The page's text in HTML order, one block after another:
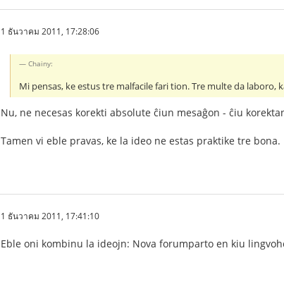
1 ธันวาคม 2011, 17:28:06
Chainy:
Mi pensas, ke estus tre malfacile fari tion. Tre multe da
Nu, ne necesas korekti absolute ĉiun mesaĝon - ĉiu
Tamen vi eble pravas, ke la ideo ne estas praktike tre bona.
1 ธันวาคม 2011, 17:41:10
Eble oni kombinu la ideojn: Nova forumparto en kiu